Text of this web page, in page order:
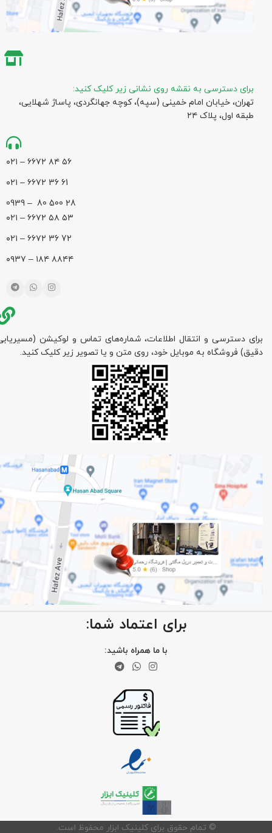
برای دسترسی به نقشه روی نشانی زیر کلیک کنید:
تهران، خیابان امام خمینی (سپه)، کوچه جهانگردی،‌ پاساژ شهلایی،
طبقه اول، پلاک ۲۴
۵۶ ۸۴ ۶۶۷۲ – ۰۲۱
61 36 ۶۶۷۲ – ۰۲۱
28 500 80 – 0939
۵۳ ۵۸ ۶۶۷۲ – ۰۲۱
72 36 ۶۶۷۲ – ۰۲۱
۸۸۴۴ ۱۸۴ – ۰۹۳۷
برای دسترسی و انتقال اطلاعات، شماره‌های تماس و لوکیشن
دقیق) فروشگاه به موبایل خود، روی متن و یا تصویر زیر کلیک کنید.
برای اعتماد شما:
با ما همراه باشید:
©️ تمام حقوق برای کلینیک ابزار محفوظ است.